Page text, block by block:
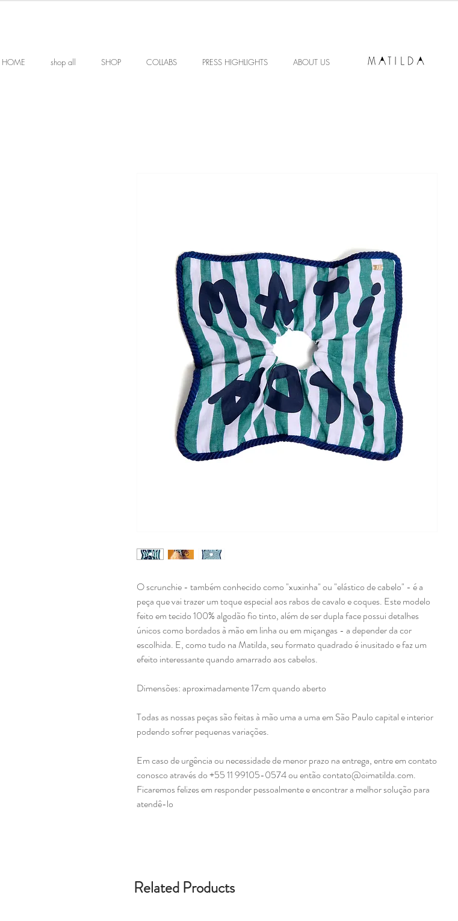
HOME shop all SHOP COLLABS PRESS HIGHLIGHTS ABOUT US
O scrunchie - também conhecido como "xuxinha" ou "elástico de cabelo" - é a
peça que vai trazer um toque especial aos rabos de cavalo e coques. Este modelo
feito em tecido 100% algodão fio tinto, além de ser dupla face possui detalhes
únicos como bordados à mão em linha ou em miçangas - a depender da cor
escolhida. E, como tudo na Matilda, seu formato quadrado é inusitado e faz um
efeito interessante quando amarrado aos cabelos.
Dimensões: aproximadamente 17cm quando aberto
Todas as nossas peças são feitas à mão uma a uma em São Paulo capital e interior
podendo sofrer pequenas variações.
Em caso de urgência ou necessidade de menor prazo na entrega, entre em contato
conosco através do +55 11 99105-0574 ou então contato@oimatilda.com.
Ficaremos felizes em responder pessoalmente e encontrar a melhor solução para
atendê-lo
Related Products